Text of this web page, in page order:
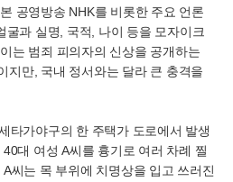
공영방송 NHK를 비롯한 주요 언론
굴과 실명, 국적, 나이 등을 모자이크
는 범죄 피의자의 신상을 공개하는
지만, 국내 정서와는 달라 큰 충격을
타가야구의 한 주택가 도로에서 발생
대 여성 A씨를 흉기로 여러 차례 찔
씨는 목 부위에 치명상을 입고 쓰러진